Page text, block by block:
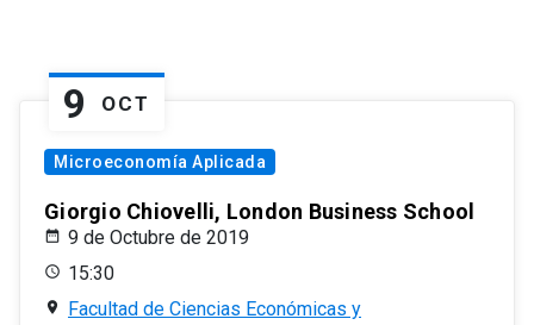
9 OCT
Microeconomía Aplicada
Giorgio Chiovelli, London Business School
9 de Octubre de 2019
15:30
Facultad de Ciencias Económicas y